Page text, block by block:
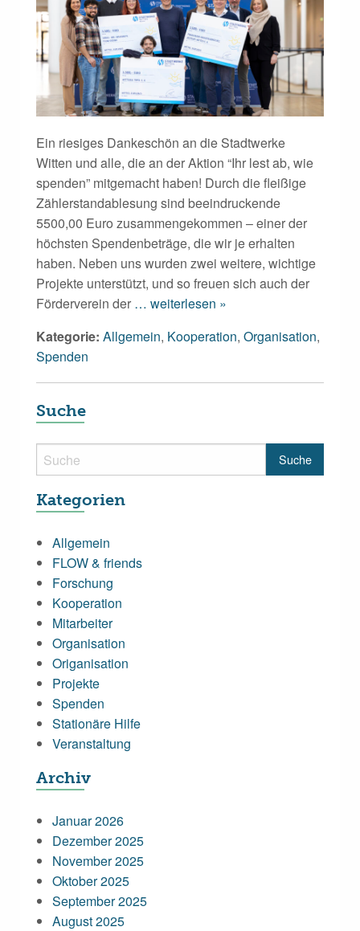
Ein riesiges Dankeschön an die Stadtwerke
Witten und alle, die an der Aktion “Ihr lest ab, wie
spenden” mitgemacht haben! Durch die fleißige
Zählerstandablesung sind beeindruckende
5500,00 Euro zusammengekommen – einer der
höchsten Spendenbeträge, die wir je erhalten
haben. Neben uns wurden zwei weitere, wichtige
Projekte unterstützt, und so freuen sich auch der
Förderverein der … weiterlesen »
Kategorie: Allgemein, Kooperation, Organisation,
Spenden
Suche
Kategorien
Allgemein
FLOW & friends
Forschung
Kooperation
Mitarbeiter
Organisation
Origanisation
Projekte
Spenden
Stationäre Hilfe
Veranstaltung
Archiv
Januar 2026
Dezember 2025
November 2025
Oktober 2025
September 2025
August 2025